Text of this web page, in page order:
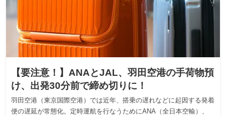
【要注意！】ANAとJAL、羽田空港の手荷物預
け、出発30分前で締め切りに！
羽田空港（東京国際空港）では近年、搭乗の遅れなどに起因する発着
便の遅延が常態化。定時運航を行なうためにANA（全日本空輸）、